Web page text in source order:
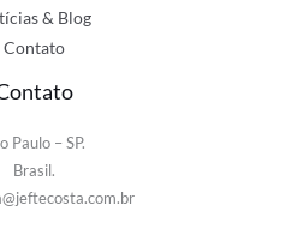
& Blog
Contato
Paulo – SP.
Brasil.